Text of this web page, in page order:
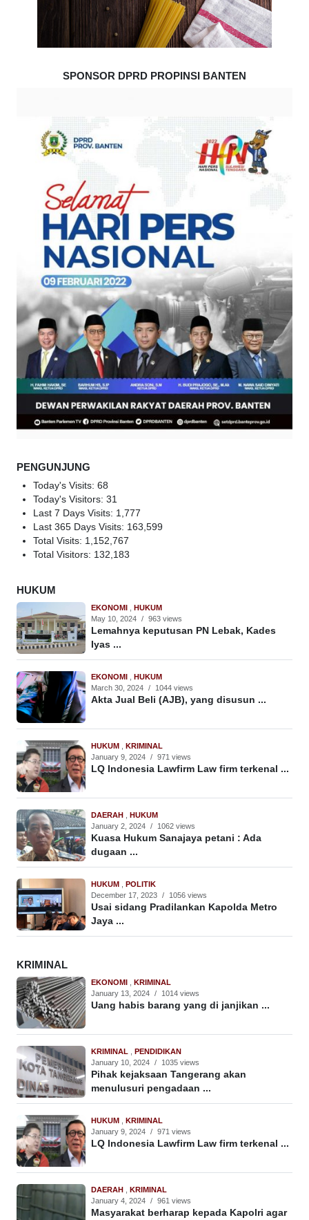
SPONSOR DPRD PROPINSI BANTEN
PENGUNJUNG
Today's Visits: 68
Today's Visitors: 31
Last 7 Days Visits: 1,777
Last 365 Days Visits: 163,599
Total Visits: 1,152,767
Total Visitors: 132,183
HUKUM
EKONOMI
HUKUM
May 10, 2024 / 963 views
Lemahnya keputusan PN Lebak, Kades
Iyas ...
EKONOMI
HUKUM
March 30, 2024 / 1044 views
Akta Jual Beli (AJB), yang disusun ...
HUKUM
KRIMINAL
January 9, 2024 / 971 views
LQ Indonesia Lawfirm Law firm terkenal ...
DAERAH
HUKUM
January 2, 2024 / 1062 views
Kuasa Hukum Sanajaya petani : Ada
dugaan ...
HUKUM
POLITIK
December 17, 2023 / 1056 views
Usai sidang Pradilankan Kapolda Metro
Jaya ...
KRIMINAL
EKONOMI
KRIMINAL
January 13, 2024 / 1014 views
Uang habis barang yang di janjikan ...
KRIMINAL
PENDIDIKAN
January 10, 2024 / 1035 views
Pihak kejaksaan Tangerang akan
menulusuri pengadaan ...
HUKUM
KRIMINAL
January 9, 2024 / 971 views
LQ Indonesia Lawfirm Law firm terkenal ...
DAERAH
KRIMINAL
January 4, 2024 / 961 views
Masyarakat berharap kepada Kapolri agar